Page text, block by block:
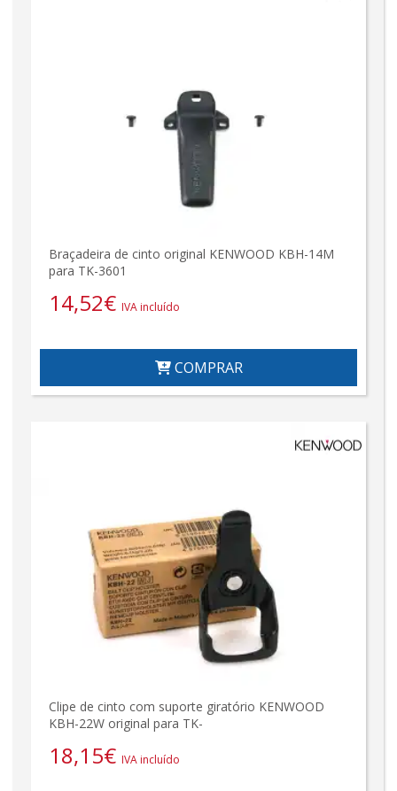
Braçadeira de cinto original KENWOOD KBH-14M
para TK-3601
14,52€ IVA incluído
COMPRAR
Clipe de cinto com suporte giratório KENWOOD
KBH-22W original para TK-
18,15€ IVA incluído